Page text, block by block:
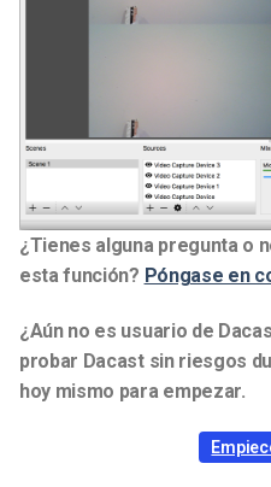
¿Tienes alguna pregunta o
esta función? Póngase en
¿Aún no es usuario de
probar Dacast sin riesgos
hoy mismo para empezar.